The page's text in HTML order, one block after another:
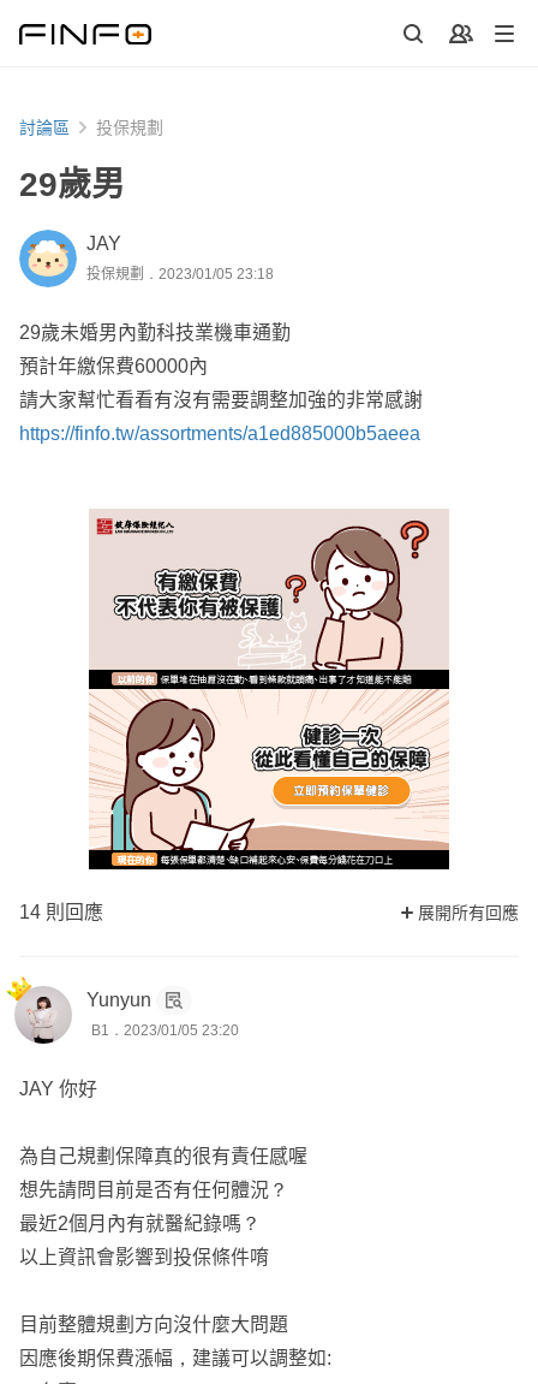
討論區 投保規劃
29歲男
JAY
投保規劃．2023/01/05 23:18
29歲未婚男內勤科技業機車通勤
預計年繳保費60000內
請大家幫忙看看有沒有需要調整加強的非常感謝
https://finfo.tw/assortments/a1ed885000b5aeea
14 則回應 展開所有回應
Yunyun
B1．2023/01/05 23:20
JAY 你好
為自己規劃保障真的很有責任感喔
想先請問目前是否有任何體況？
最近2個月內有就醫紀錄嗎？
以上資訊會影響到投保條件唷
目前整體規劃方向沒什麼大問題
因應後期保費漲幅，建議可以調整如: